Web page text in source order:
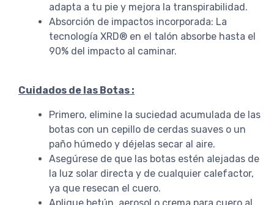
adapta a tu pie y mejora la transpirabilidad.
Absorción de impactos incorporada: La
tecnología XRD® en el talón absorbe hasta el
90% del impacto al caminar.
Cuidados de las Botas :
Primero, elimine la suciedad acumulada de las
botas con un cepillo de cerdas suaves o un
paño húmedo y déjelas secar al aire.
Asegúrese de que las botas estén alejadas de
la luz solar directa y de cualquier calefactor,
ya que resecan el cuero.